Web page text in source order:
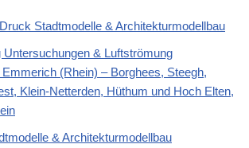
Stadtmodelle & Architekturmodellbau
Untersuchungen & Luftströmung
(Rhein) – Borghees, Steegh,
Klein-Netterden, Hüthum und Hoch Elten,
& Architekturmodellbau